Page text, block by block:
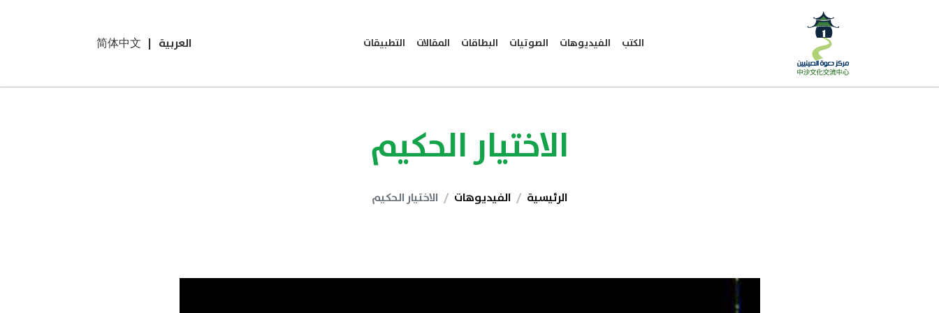
الكتب الفيديوهات الصوتيات البطاقات المقالات التطبيقات العربية |
简体中文
الاختيار الحكيم
الرئيسية الفيديوهات الاختيار الحكيم